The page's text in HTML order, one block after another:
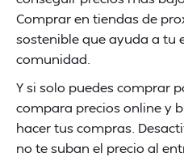
Comprar en tiendas de
sostenible que ayuda a tu
comunidad.
Y si solo puedes comprar
compara precios online y
hacer tus compras.
no te suban el precio al